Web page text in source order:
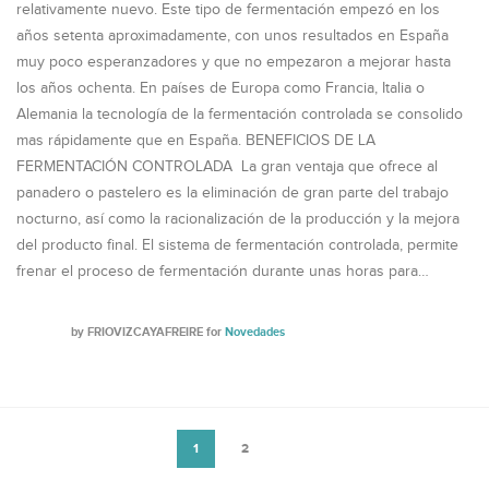
relativamente nuevo. Este tipo de fermentación empezó en los
años setenta aproximadamente, con unos resultados en España
muy poco esperanzadores y que no empezaron a mejorar hasta
los años ochenta. En países de Europa como Francia, Italia o
Alemania la tecnología de la fermentación controlada se consolido
mas rápidamente que en España. BENEFICIOS DE LA
FERMENTACIÓN CONTROLADA La gran ventaja que ofrece al
panadero o pastelero es la eliminación de gran parte del trabajo
nocturno, así como la racionalización de la producción y la mejora
del producto final. El sistema de fermentación controlada, permite
frenar el proceso de fermentación durante unas horas para…
by FRIOVIZCAYAFREIRE for Novedades
1 2